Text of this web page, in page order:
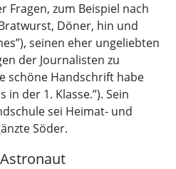
Fragen, zum Beispiel nach
Döner, hin und
seinen eher ungeliebten
der Journalisten zu
schöne Handschrift habe
in der 1. Klasse.”). Sein
sei Heimat- und
Söder.